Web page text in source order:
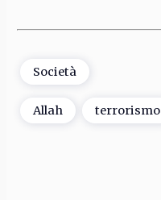
Società
Allah terrorismo